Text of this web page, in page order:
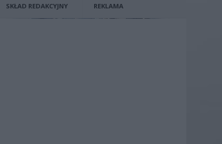
SKŁAD REDAKCYJNY REKLAMA